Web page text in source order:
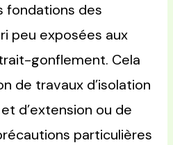
fondations des
peu exposées aux
gonflement. Cela
de travaux d’isolation
d’extension ou de
particulières